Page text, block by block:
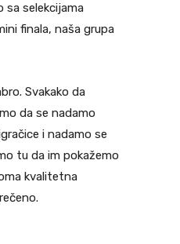
sa selekcijama
finala, naša grupa
Svakako da
da se nadamo
i nadamo se
tu da im pokažemo
kvalitetna